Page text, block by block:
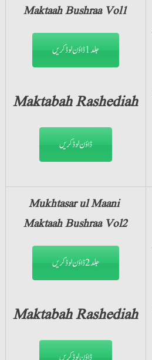
Maktaah Bushraa Vol1
جلد1 ڈاؤن لوڈ کریں
Maktabah Rashediah
ڈاؤن لوڈ کریں
Mukhtasar ul Maani
Maktaah Bushraa Vol2
جلد2 ڈاؤن لوڈ کریں
Maktabah Rashediah